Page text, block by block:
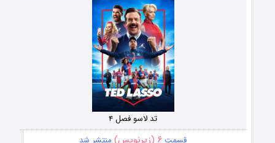
تد لاسو فصل ۴
قسمت ۶ (زیرنویس) منتشر شد